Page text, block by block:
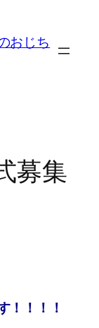
おじち
募集
！！！！